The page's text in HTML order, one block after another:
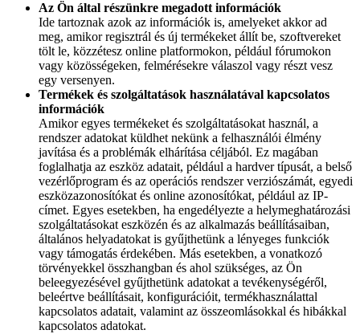
Az Ön által részünkre megadott információk
Ide tartoznak azok az információk is, amelyeket akkor ad
meg, amikor regisztrál és új termékeket állít be, szoftvereket
tölt le, közzétesz online platformokon, például fórumokon
vagy közösségeken, felmérésekre válaszol vagy részt vesz
egy versenyen.
Termékek és szolgáltatások használatával kapcsolatos
információk
Amikor egyes termékeket és szolgáltatásokat használ, a
rendszer adatokat küldhet nekünk a felhasználói élmény
javítása és a problémák elhárítása céljából. Ez magában
foglalhatja az eszköz adatait, például a hardver típusát, a belső
vezérlőprogram és az operációs rendszer verziószámát, egyedi
eszközazonosítókat és online azonosítókat, például az IP-
címet. Egyes esetekben, ha engedélyezte a helymeghatározási
szolgáltatásokat eszközén és az alkalmazás beállításaiban,
általános helyadatokat is gyűjthetünk a lényeges funkciók
vagy támogatás érdekében. Más esetekben, a vonatkozó
törvényekkel összhangban és ahol szükséges, az Ön
beleegyezésével gyűjthetünk adatokat a tevékenységéről,
beleértve beállításait, konfigurációit, termékhasználattal
kapcsolatos adatait, valamint az összeomlásokkal és hibákkal
kapcsolatos adatokat.